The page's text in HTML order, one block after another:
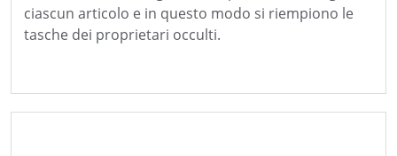
ciascun articolo e in questo modo si riempiono le
tasche dei proprietari occulti.